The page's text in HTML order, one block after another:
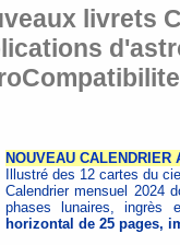
livrets
NOUVEAU CALENDRIER
Illustré des 12 cartes du
Calendrier mensuel 2024
phases lunaires, ingrès
horizontal de 25 pages,